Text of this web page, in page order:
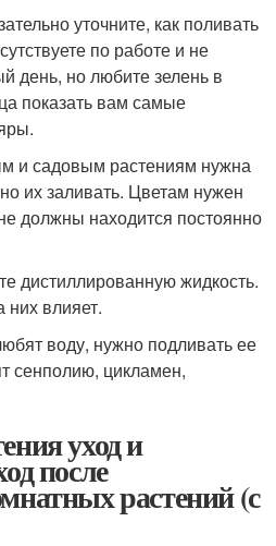
уточните, как поливать
по работе и не
день, но любите зелень в
показать вам самые
и садовым растениям нужна
их заливать. Цветам нужен
должны находится постоянно
дистиллированную жидкость.
влияет.
воду, нужно подливать ее
сенполию, цикламен,
уход и
после
растений (с